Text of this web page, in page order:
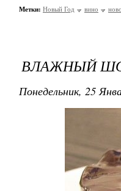
Метки: Новый Год вино
ВЛАЖНЫЙ
Понедельник, 25